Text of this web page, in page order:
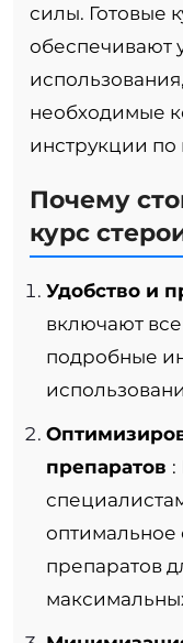
силы. Готовые
обеспечивают
необходимые
инструкции
Почему
курс
Удобство и
включают
подробные
препаратов :
оптимальное
препаратов